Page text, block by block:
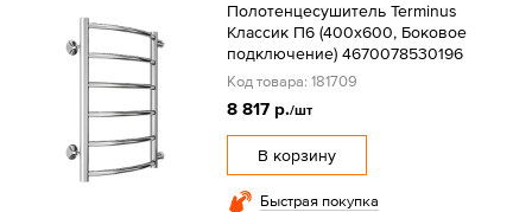
Полотенцесушитель Terminus
Классик П6 (400х600, Боковое
подключение) 4670078530196
Код товара: 181709
8 817 р./шт
В корзину
Быстрая покупка